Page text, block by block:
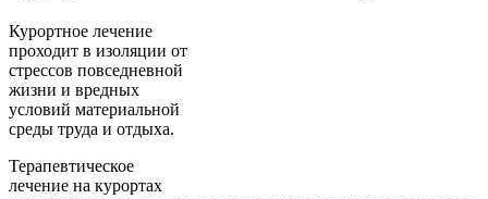
Курортное лечение
проходит в изоляции от
стрессов повседневной
жизни и вредных
условий материальной
среды труда и отдыха.
Терапевтическое
лечение на курортах